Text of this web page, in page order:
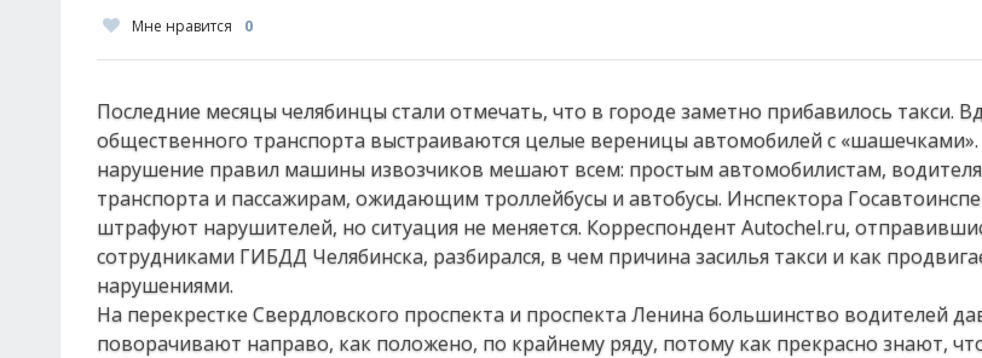
Мне нравится 0
Последние месяцы челябинцы стали отмечать, что в городе заметно прибавилось такси.
общественного транспорта выстраиваются целые вереницы автомобилей с
нарушение правил машины извозчиков мешают всем: простым автомобилистам,
транспорта и пассажирам, ожидающим троллейбусы и автобусы. Инспектора
штрафуют нарушителей, но ситуация не меняется. Корреспондент Autochel.ru,
сотрудниками ГИБДД Челябинска, разбирался, в чем причина засилья такси и как
нарушениями.
На перекрестке Свердловского проспекта и проспекта Ленина большинство водителей
поворачивают направо, как положено, по крайнему ряду, потому как прекрасно знают,